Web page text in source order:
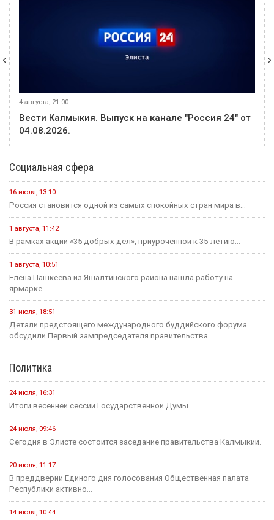
от
3 августа, 21:00
Вести Калмыкия. Выпуск на канале "Россия 24"
03.08.2026.
Социальная сфера
16 июля, 13:10
Россия становится одной из самых спокойных стран мира в...
1 августа, 11:42
В рамках акции «35 добрых дел», приуроченной к 35-летию...
1 августа, 10:51
Елена Пашкеева из Яшалтинского района нашла работу на
ярмарке...
31 июля, 18:51
Детали предстоящего международного буддийского форума
обсудили Первый зампредседателя правительства...
Политика
24 июля, 16:31
Итоги весенней сессии Государственной Думы
24 июля, 09:46
Сегодня в Элисте состоится заседание правительства Калмыкии.
20 июля, 11:17
В преддверии Единого дня голосования Общественная палата
Республики активно...
14 июля, 10:44